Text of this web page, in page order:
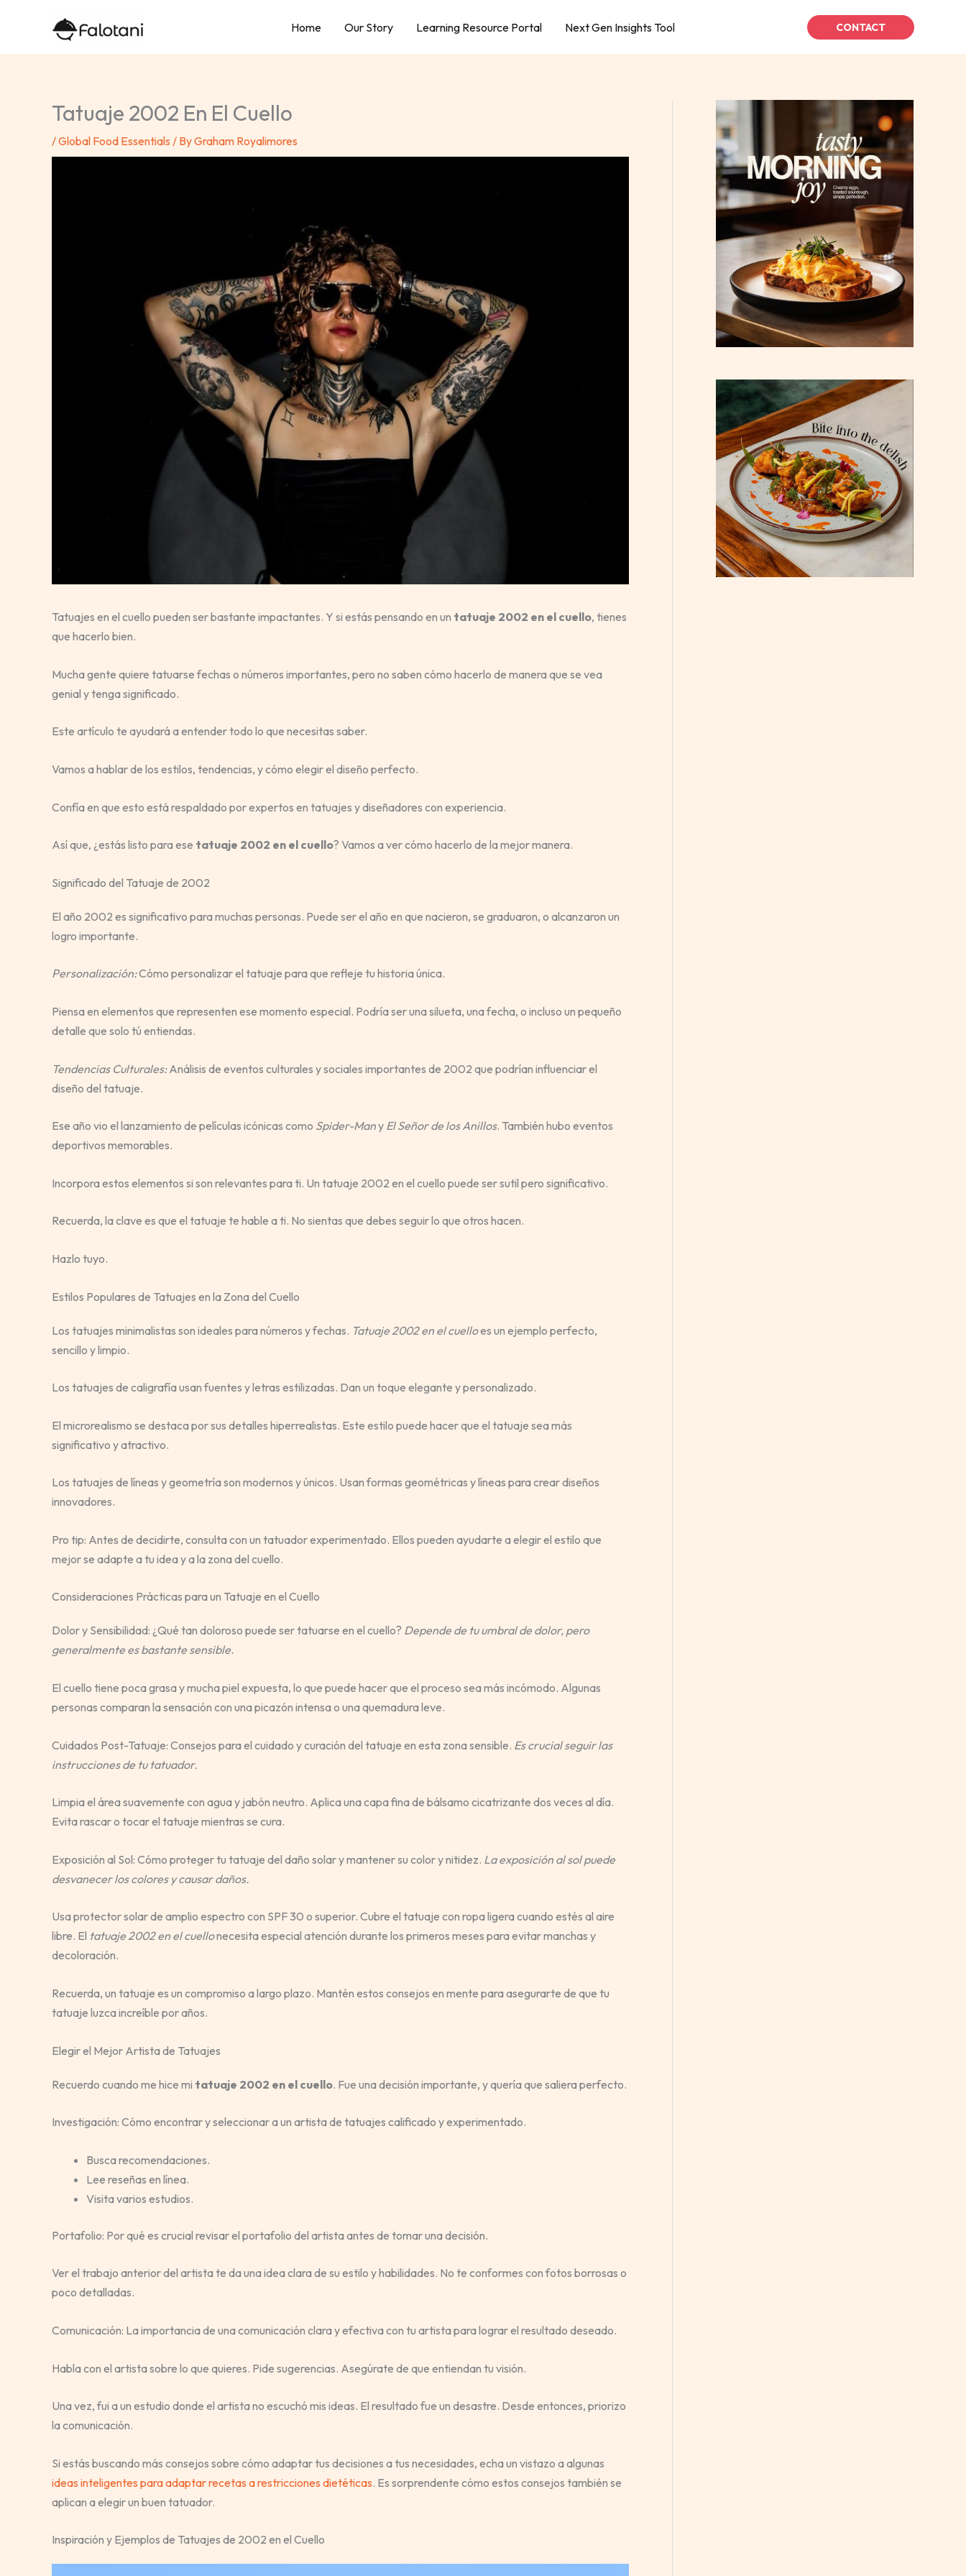
Home Our Story Learning Resource Portal Next Gen Insights Tool CONTACT
Tatuaje 2002 En El Cuello
/Global Food Essentials / ByGraham Royalimores
Tatuajes en el cuello pueden ser bastante impactantes. Y si estás pensando en un tatuaje 2002 en el cuello, tienes
que hacerlo bien.
Mucha gente quiere tatuarse fechas o números importantes, pero no saben cómo hacerlo de manera que se vea
genial y tenga significado.
Este artículo te ayudará a entender todo lo que necesitas saber.
Vamos a hablar de los estilos, tendencias, y cómo elegir el diseño perfecto.
Confía en que esto está respaldado por expertos en tatuajes y diseñadores con experiencia.
Así que, ¿estás listo para ese tatuaje 2002 en el cuello? Vamos a ver cómo hacerlo de la mejor manera.
Significado del Tatuaje de 2002
El año 2002 es significativo para muchas personas. Puede ser el año en que nacieron, se graduaron, o alcanzaron un
logro importante.
Personalización:Cómo personalizar el tatuaje para que refleje tu historia única.
Piensa en elementos que representen ese momento especial. Podría ser una silueta, una fecha, o incluso un pequeño
detalle que solo tú entiendas.
Tendencias Culturales:Análisis de eventos culturales y sociales importantes de 2002 que podrían influenciar el
diseño del tatuaje.
Ese año vio el lanzamiento de películas icónicas como Spider-Many El Señor de los Anillos. También hubo eventos
deportivos memorables.
Incorpora estos elementos si son relevantes para ti. Un tatuaje 2002 en el cuello puede ser sutil pero significativo.
Recuerda, la clave es que el tatuaje te hable a ti. No sientas que debes seguir lo que otros hacen.
Hazlo tuyo.
Estilos Populares de Tatuajes en la Zona del Cuello
Los tatuajes minimalistas son ideales para números y fechas. Tatuaje 2002 en el cuelloes un ejemplo perfecto,
sencillo y limpio.
Los tatuajes de caligrafía usan fuentes y letras estilizadas. Dan un toque elegante y personalizado.
El microrealismo se destaca por sus detalles hiperrealistas. Este estilo puede hacer que el tatuaje sea más
significativo y atractivo.
Los tatuajes de líneas y geometría son modernos y únicos. Usan formas geométricas y líneas para crear diseños
innovadores.
Pro tip: Antes de decidirte, consulta con un tatuador experimentado. Ellos pueden ayudarte a elegir el estilo que
mejor se adapte a tu idea y a la zona del cuello.
Consideraciones Prácticas para un Tatuaje en el Cuello
Dolor y Sensibilidad: ¿Qué tan doloroso puede ser tatuarse en el cuello? Depende de tu umbral de dolor, pero
generalmente es bastante sensible.
El cuello tiene poca grasa y mucha piel expuesta, lo que puede hacer que el proceso sea más incómodo. Algunas
personas comparan la sensación con una picazón intensa o una quemadura leve.
Cuidados Post-Tatuaje: Consejos para el cuidado y curación del tatuaje en esta zona sensible. Es crucial seguir las
instrucciones de tu tatuador.
Limpia el área suavemente con agua y jabón neutro. Aplica una capa fina de bálsamo cicatrizante dos veces al día.
Evita rascar o tocar el tatuaje mientras se cura.
Exposición al Sol: Cómo proteger tu tatuaje del daño solar y mantener su color y nitidez. La exposición al sol puede
desvanecer los colores y causar daños.
Usa protector solar de amplio espectro con SPF 30 o superior. Cubre el tatuaje con ropa ligera cuando estés al aire
libre. El tatuaje 2002 en el cuellonecesita especial atención durante los primeros meses para evitar manchas y
decoloración.
Recuerda, un tatuaje es un compromiso a largo plazo. Mantén estos consejos en mente para asegurarte de que tu
tatuaje luzca increíble por años.
Elegir el Mejor Artista de Tatuajes
Recuerdo cuando me hice mi tatuaje 2002 en el cuello. Fue una decisión importante, y quería que saliera perfecto.
Investigación: Cómo encontrar y seleccionar a un artista de tatuajes calificado y experimentado.
Busca recomendaciones.
Lee reseñas en línea.
Visita varios estudios.
Portafolio: Por qué es crucial revisar el portafolio del artista antes de tomar una decisión.
Ver el trabajo anterior del artista te da una idea clara de su estilo y habilidades. No te conformes con fotos borrosas o
poco detalladas.
Comunicación: La importancia de una comunicación clara y efectiva con tu artista para lograr el resultado deseado.
Habla con el artista sobre lo que quieres. Pide sugerencias. Asegúrate de que entiendan tu visión.
Una vez, fui a un estudio donde el artista no escuchó mis ideas. El resultado fue un desastre. Desde entonces, priorizo
la comunicación.
Si estás buscando más consejos sobre cómo adaptar tus decisiones a tus necesidades, echa un vistazo a algunas
ideas inteligentes para adaptar recetas a restricciones dietéticas. Es sorprendente cómo estos consejos también se
aplican a elegir un buen tatuador.
Inspiración y Ejemplos de Tatuajes de 2002 en el Cuello